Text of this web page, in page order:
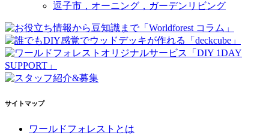
逗子市，オーニング，ガーデンリビング
サイトマップ
ワールドフォレストとは